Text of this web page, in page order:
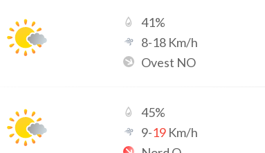
41%
8-18 Km/h
Ovest NO
45%
9-19 Km/h